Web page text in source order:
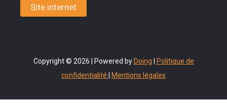
Site internet
Copyright © 2026 | Powered by Doing
Politique de
confidentialité
Mentions légales